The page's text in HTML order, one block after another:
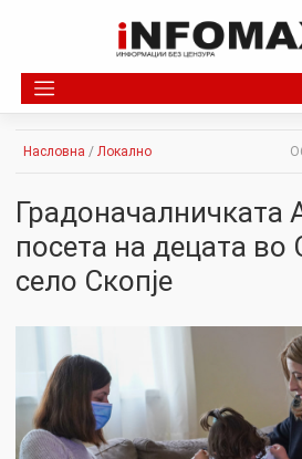
Насловна / Локално
Градоначалничката
посета на децата
село Скопје